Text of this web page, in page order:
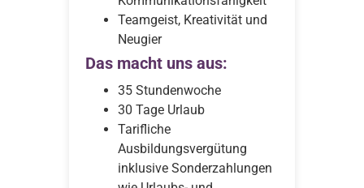
Teamgeist, Kreativität und
Neugier
Das macht uns aus:
35 Stundenwoche
30 Tage Urlaub
Tarifliche
Ausbildungsvergütung
inklusive Sonderzahlungen